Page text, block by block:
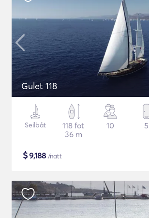
Gulet 118
Seilbåt
118 fot
36 m
10 5
$9,188 /natt